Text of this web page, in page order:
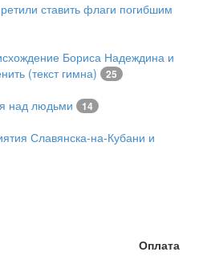
ставить флаги погибшим
Бориса Надеждина и
(текст гимна)
25
над людьми 14
Славянска-на-Кубани и
Оплата